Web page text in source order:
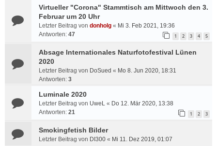
Virtueller "Corona" Stammtisch am Mittwoch den 3.
Februar um 20 Uhr
Letzter Beitrag von donholg « Mi 3. Feb 2021, 19:36
Antworten: 47 1 2 3 4 5
Absage Internationales Naturfotofestival Lünen
2020
Letzter Beitrag von DoSued « Mo 8. Jun 2020, 18:31
Antworten: 3
Luminale 2020
Letzter Beitrag von UweL « Do 12. Mär 2020, 13:38
Antworten: 21 1 2 3
Smokingfetish Bilder
Letzter Beitrag von DI300 « Mi 11. Dez 2019, 01:07